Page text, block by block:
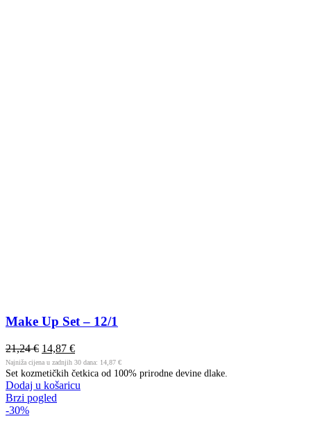
Make Up Set – 12/1
21,24€ 14,87 €
Najniža cijena u zadnjih 30 dana: 14,87 €
Set kozmetičkih četkica od 100% prirodne devine dlake.
Dodaj u košaricu
Brzi pogled
-30%